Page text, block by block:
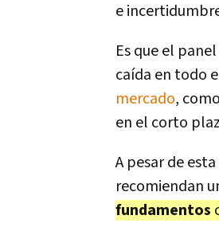
e
Es que el
caída en todo
mercado,
en el corto
A pesar de
recomiendan
fundamentos